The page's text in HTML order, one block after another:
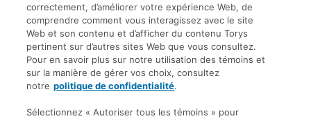
© 2026 Société d'avocats Torys S.E.N.C.R.L. Tous droits
réservés.
Politique de protection des renseignements personnels
Droit d’auteur
Avis de non-responsabilité
correctement, d’améliorer votre expérience Web, de
comprendre comment vous interagissez avec le site
Web et son contenu et d’afficher du contenu Torys
pertinent sur d’autres sites Web que vous consultez.
Pour en savoir plus sur notre utilisation des témoins et
sur la manière de gérer vos choix, consultez
notre politique de confidentialité.
Sélectionnez « Autoriser tous les témoins » pour